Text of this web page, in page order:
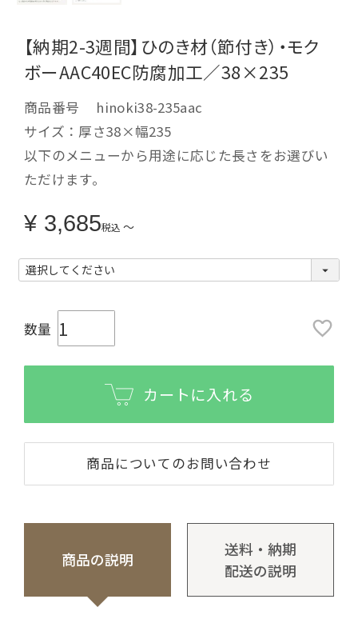
【納期2-3週間】ひのき材（節付き）・モク
ボーAAC40EC防腐加工／38×235
商品番号
hinoki38-235aac
サイズ：厚さ38×幅235
以下のメニューから用途に応じた長さをお選びい
ただけます。
¥ 3,685税込 〜
カートに入れる
商品についてのお問い合わせ
商品の説明
送料・納期
配送の説明